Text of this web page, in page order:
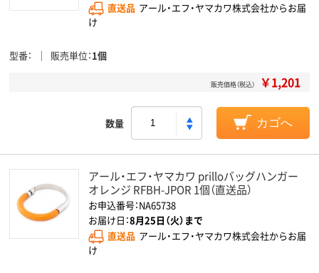
直送品 アール・エフ・ヤマカワ株式会社からお届
け
型番 販売単位 1個
販売価格（税込） ￥1,201
数量 カゴへ
アール・エフ・ヤマカワ prilloバッグハンガー
オレンジ RFBH-JPOR 1個（直送品）
お申込番号：NA65738
お届け日：8月25日（火）まで
直送品 アール・エフ・ヤマカワ株式会社からお届
け